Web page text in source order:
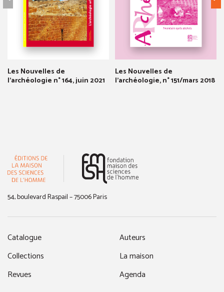
Les Nouvelles de
l'archéologie n° 164, juin 2021
Les Nouvelles de
l'archéologie, n° 151/mars 2018
54, boulevard Raspail – 75006 Paris
Catalogue
Collections
Revues
Auteurs
La maison
Agenda